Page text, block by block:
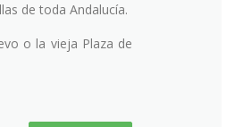
de toda Andalucía.
o la vieja Plaza de